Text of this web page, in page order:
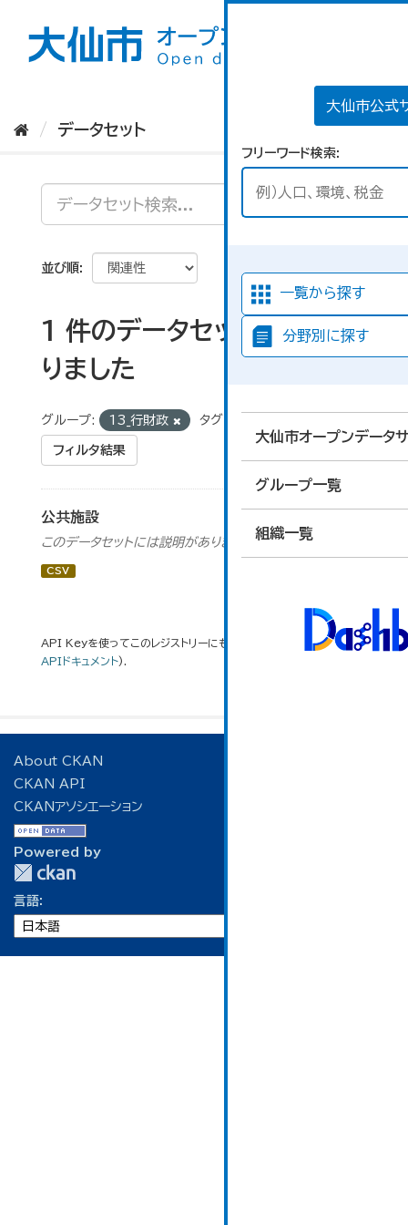
大仙市公式
フリーワード検索
一覧から探す
分野別に探す
大仙市オープンデータ
グループ一覧
組織一覧
データセット
並び順
1 件のデータセットが見つか
りました
グループ: 13_行財政 タグ:
フィルタ結果
公共施設
このデータセットには説明がありません
CSV
API Keyを使ってこのレジストリーにもアクセス可能ですAPI(see
APIドキュメント).
About CKAN
CKAN API
CKANアソシエーション
Powered by
言語